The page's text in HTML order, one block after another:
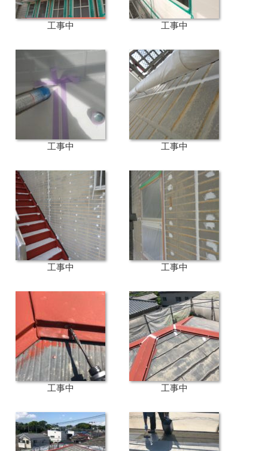
工事中 工事中
工事中 工事中
工事中 工事中
工事中 工事中